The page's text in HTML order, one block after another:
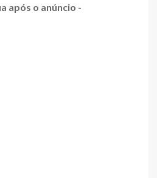
após o anúncio -